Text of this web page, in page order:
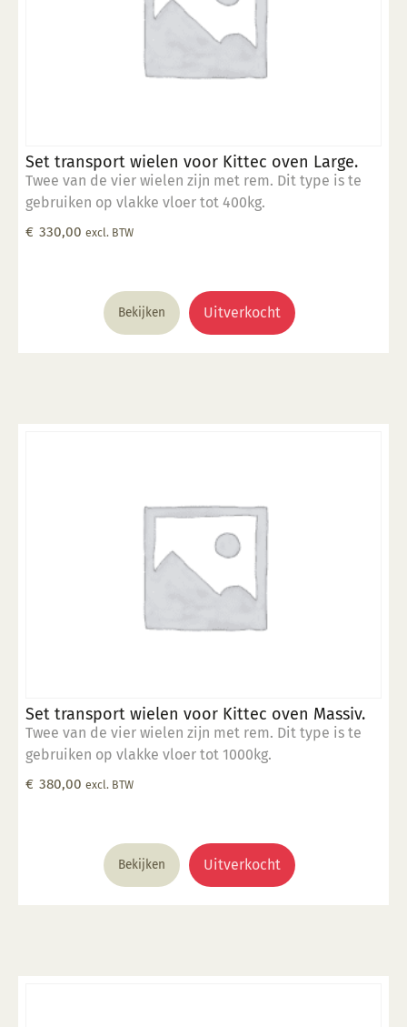
Set transport wielen voor Kittec oven Large.
Twee van de vier wielen zijn met rem. Dit type is te
gebruiken op vlakke vloer tot 400kg.
€ 330,00 excl. BTW
Bekijken Uitverkocht
Set transport wielen voor Kittec oven Massiv.
Twee van de vier wielen zijn met rem. Dit type is te
gebruiken op vlakke vloer tot 1000kg.
€ 380,00 excl. BTW
Bekijken Uitverkocht